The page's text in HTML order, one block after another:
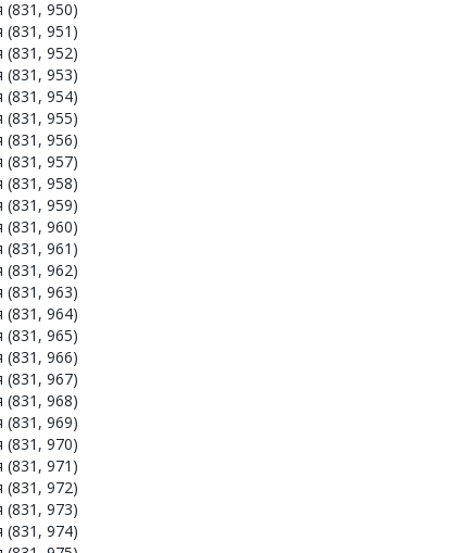
950)
951)
952)
953)
954)
955)
956)
957)
958)
959)
960)
961)
962)
963)
964)
965)
966)
967)
968)
969)
970)
971)
972)
973)
974)